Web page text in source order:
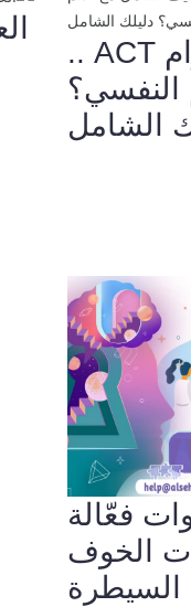
العلاج بالقبول والالتزام ACT ..
النفسي؟
الشامل
فعّالة
الخوف
السيطرة